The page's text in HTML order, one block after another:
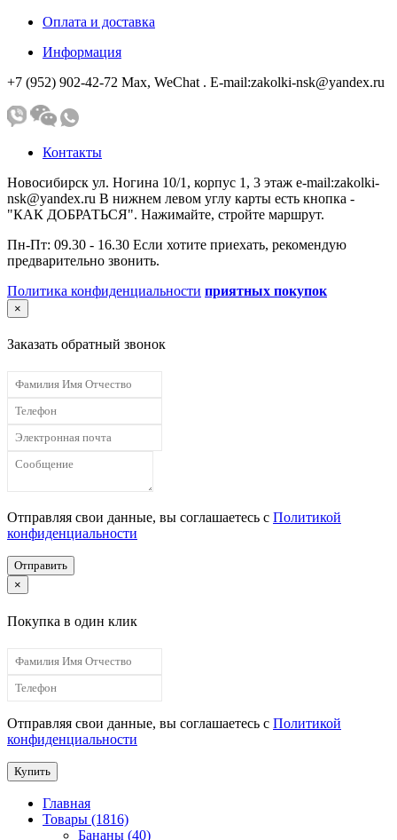
Оплата и доставка
Информация
+7 (952) 902-42-72 Мах, WeChat . E-mail:zakolki-nsk@yandex.ru
Контакты
Новосибирск ул. Ногина 10/1, корпус 1, 3 этаж e-mail:zakolki-
nsk@yandex.ru В нижнем левом углу карты есть кнопка -
"КАК ДОБРАТЬСЯ". Нажимайте, стройте маршрут.
Пн-Пт: 09.30 - 16.30 Если хотите приехать, рекомендую
предварительно звонить.
Политика конфиденциальности приятных покупок
×
Заказать обратный звонок
Отправляя свои данные, вы соглашаетесь с Политикой
конфиденциальности
Отправить
×
Покупка в один клик
Отправляя свои данные, вы соглашаетесь с Политикой
конфиденциальности
Купить
Главная
Товары (1816)
Бананы (40)